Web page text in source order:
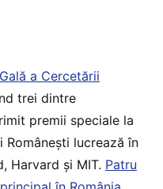
a Cercetării
trei dintre
premii speciale la
lucrează în
Harvard și MIT. Patru